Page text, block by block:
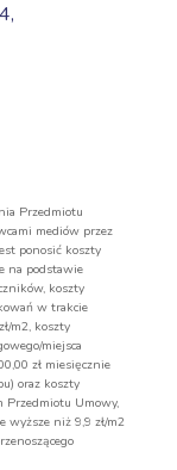
Przedmiotu
mediów przez
ponosić koszty
na podstawie
koszty
w trakcie
m2, koszty
miejsca
zł miesięcznie
oraz koszty
Umowy,
wyższe niż 9,9 zł/m2